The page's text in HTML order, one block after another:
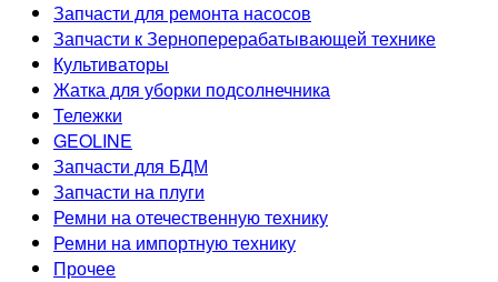
Запчасти для ремонта насосов
Запчасти к Зерноперерабатывающей технике
Культиваторы
Жатка для уборки подсолнечника
Тележки
GEOLINE
Запчасти для БДМ
Запчасти на плуги
Ремни на отечественную технику
Ремни на импортную технику
Прочее